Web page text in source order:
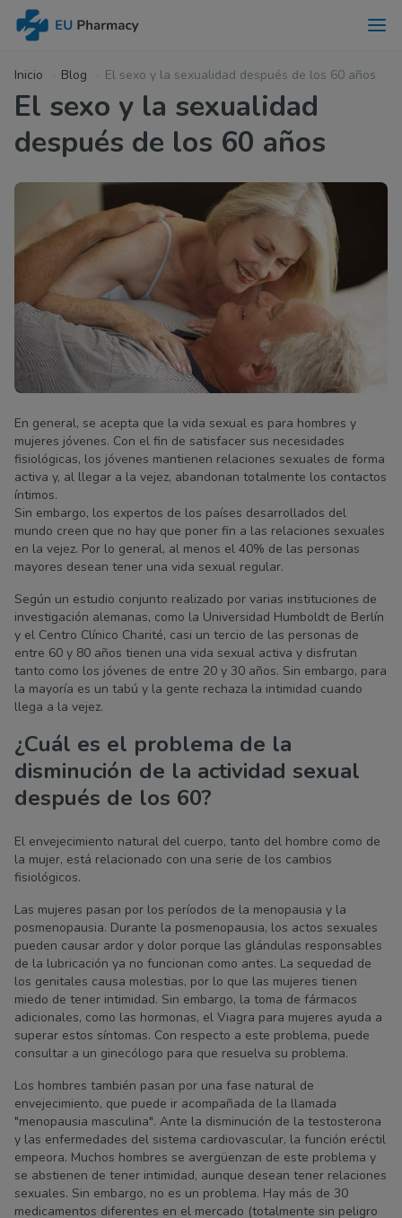
Inicio Blog El sexo y la sexualidad después de los 60 años
El sexo y la sexualidad
después de los 60 años
En general, se acepta que la vida sexual es para hombres y
mujeres jóvenes. Con el fin de satisfacer sus necesidades
fisiológicas, los jóvenes mantienen relaciones sexuales de forma
activa y, al llegar a la vejez, abandonan totalmente los contactos
íntimos.
Sin embargo, los expertos de los países desarrollados del
mundo creen que no hay que poner fin a las relaciones sexuales
en la vejez. Por lo general, al menos el 40% de las personas
mayores desean tener una vida sexual regular.
Según un estudio conjunto realizado por varias instituciones de
investigación alemanas, como la Universidad Humboldt de Berlín
y el Centro Clínico Charité, casi un tercio de las personas de
entre 60 y 80 años tienen una vida sexual activa y disfrutan
tanto como los jóvenes de entre 20 y 30 años. Sin embargo, para
la mayoría es un tabú y la gente rechaza la intimidad cuando
llega a la vejez.
¿Cuál es el problema de la
disminución de la actividad sexual
después de los 60?
El envejecimiento natural del cuerpo, tanto del hombre como de
la mujer, está relacionado con una serie de los cambios
fisiológicos.
Las mujeres pasan por los períodos de la menopausia y la
posmenopausia. Durante la posmenopausia, los actos sexuales
pueden causar ardor y dolor porque las glándulas responsables
de la lubricación ya no funcionan como antes. La sequedad de
los genitales causa molestias, por lo que las mujeres tienen
miedo de tener intimidad. Sin embargo, la toma de fármacos
adicionales, como las hormonas, el Viagra para mujeres ayuda a
superar estos síntomas. Con respecto a este problema, puede
consultar a un ginecólogo para que resuelva su problema.
Los hombres también pasan por una fase natural de
envejecimiento, que puede ir acompañada de la llamada
"menopausia masculina". Ante la disminución de la testosterona
y las enfermedades del sistema cardiovascular, la función eréctil
empeora. Muchos hombres se avergüenzan de este problema y
se abstienen de tener intimidad, aunque desean tener relaciones
sexuales. Sin embargo, no es un problema. Hay más de 30
medicamentos diferentes en el mercado (totalmente sin peligro